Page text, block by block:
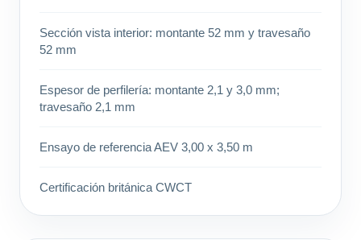
Sección vista interior: montante 52 mm y travesaño
52 mm
Espesor de perfilería: montante 2,1 y 3,0 mm;
travesaño 2,1 mm
Ensayo de referencia AEV 3,00 x 3,50 m
Certificación británica CWCT